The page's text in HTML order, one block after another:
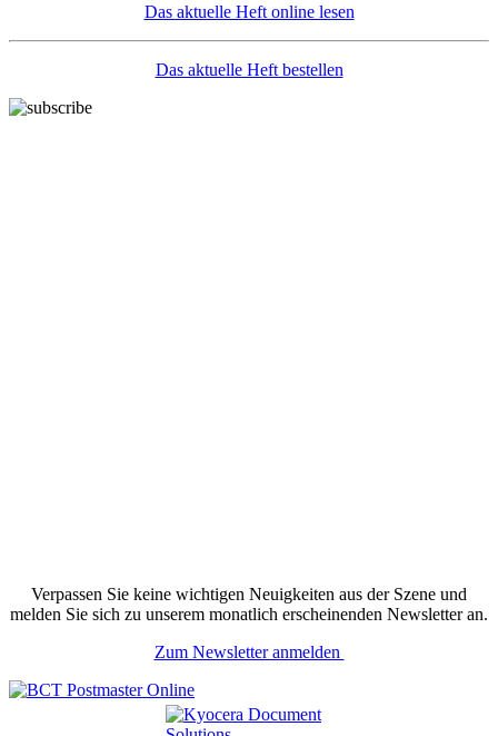
Das aktuelle Heft online lesen
Das aktuelle Heft bestellen
Verpassen Sie keine wichtigen Neuigkeiten aus der Szene und
melden Sie sich zu unserem monatlich erscheinenden Newsletter an.
Zum Newsletter anmelden